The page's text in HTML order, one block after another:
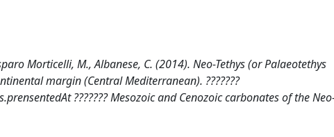
Morticelli, M., Albanese, C. (2014). Neo-Tethys (or Palaeotethys
margin (Central Mediterranean). ???????
??????? Mesozoic and Cenozoic carbonates of the